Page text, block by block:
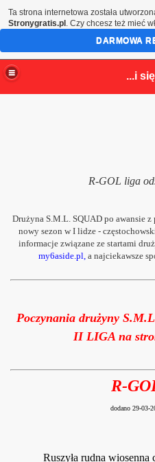
...i
R-GOL liga
Drużyna S.M.L. SQUAD po awansie
nowy sezon w I lidze -
informacje związane ze startami
my6aside.pl, a najciekawsze
Poczynania drużyny
II LIGA na
R-
dodano 29-03-
Ruszyła rudna wiosenna
Ta strona internetowa została
Stronygratis.pl . Czy chcesz też mieć
DARMOWA